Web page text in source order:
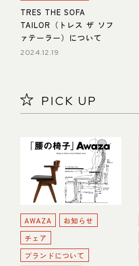
TRES THE SOFA
TAILOR（トレス ザ ソフ
ァテーラー）について
2024.12.19
PICK UP
AWAZA
お知らせ
チェア
ブランドについて